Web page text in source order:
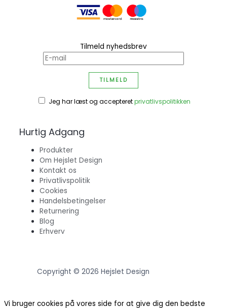
Tilmeld nyhedsbrev
Jeg har læst og accepteretprivatlivspolitikken
Hurtig Adgang
Produkter
Om Hejslet Design
Kontakt os
Privatlivspolitik
Cookies
Handelsbetingelser
Returnering
Blog
Erhverv
Copyright © 2026 Hejslet Design
Vi bruger cookies på vores side for at give dig den bedste